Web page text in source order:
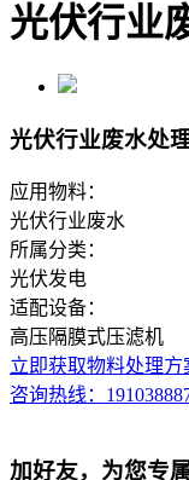
光伏行业
光伏行业废水处
应用物料：
光伏行业废水
所属分类：
光伏发电
适配设备：
高压隔膜式压滤机
立即获取物料处理方
咨询热线：
加好友，为您专